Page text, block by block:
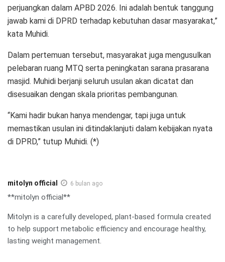
perjuangkan dalam APBD 2026. Ini adalah bentuk tanggung
jawab kami di DPRD terhadap kebutuhan dasar masyarakat,”
kata Muhidi.
Dalam pertemuan tersebut, masyarakat juga mengusulkan
pelebaran ruang MTQ serta peningkatan sarana prasarana
masjid. Muhidi berjanji seluruh usulan akan dicatat dan
disesuaikan dengan skala prioritas pembangunan.
“Kami hadir bukan hanya mendengar, tapi juga untuk
memastikan usulan ini ditindaklanjuti dalam kebijakan nyata
di DPRD,” tutup Muhidi. (*)
mitolyn official 6 bulan ago
**mitolyn official**
Mitolyn is a carefully developed, plant-based formula created
to help support metabolic efficiency and encourage healthy,
lasting weight management.